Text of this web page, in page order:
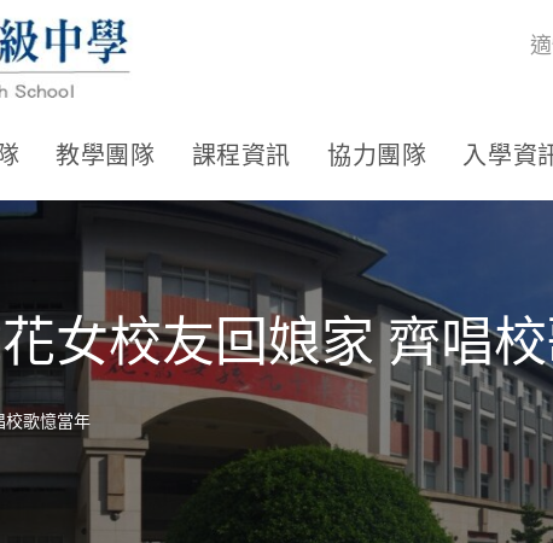
教學團隊 課程資訊 協力團隊 入學資
女校友回娘家 齊唱
歌憶當年